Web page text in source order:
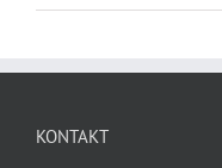
KONTAKT